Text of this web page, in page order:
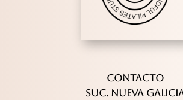
CONTACTO
SUC. NUEVA